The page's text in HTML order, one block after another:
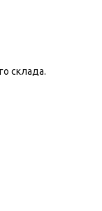
склада.